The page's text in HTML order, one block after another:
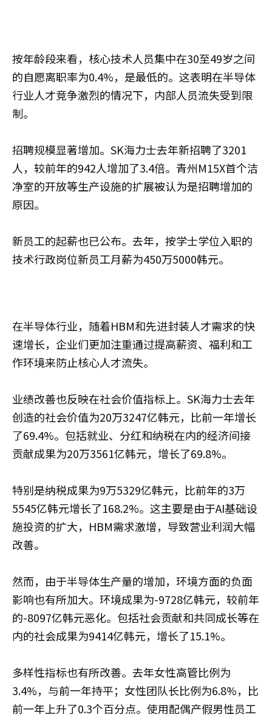
按年龄段来看，核心技术人员集中在30至49岁之间
的自愿离职率为0.4%，是最低的。这表明在半导体
行业人才竞争激烈的情况下，内部人员流失受到限
制。
招聘规模显著增加。SK海力士去年新招聘了3201
人，较前年的942人增加了3.4倍。青州M15X首个洁
净室的开放等生产设施的扩展被认为是招聘增加的
原因。
新员工的起薪也已公布。去年，按学士学位入职的
技术行政岗位新员工月薪为450万5000韩元。
在半导体行业，随着HBM和先进封装人才需求的快
速增长，企业们更加注重通过提高薪资、福利和工
作环境来防止核心人才流失。
业绩改善也反映在社会价值指标上。SK海力士去年
创造的社会价值为20万3247亿韩元，比前一年增长
了69.4%。包括就业、分红和纳税在内的经济间接
贡献成果为20万3561亿韩元，增长了69.8%。
特别是纳税成果为9万5329亿韩元，比前年的3万
5545亿韩元增长了168.2%。这主要是由于AI基础设
施投资的扩大，HBM需求激增，导致营业利润大幅
改善。
然而，由于半导体生产量的增加，环境方面的负面
影响也有所加大。环境成果为-9728亿韩元，较前年
的-8097亿韩元恶化。包括社会贡献和共同成长等在
内的社会成果为9414亿韩元，增长了15.1%。
多样性指标也有所改善。去年女性高管比例为
3.4%，与前一年持平；女性团队长比例为6.8%，比
前一年上升了0.3个百分点。使用配偶产假男性员工